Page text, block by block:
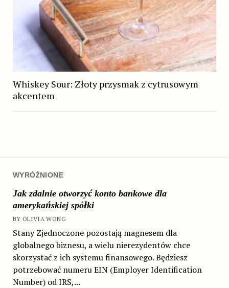
WYRÓŻNIONE
Jak zdalnie otworzyć konto bankowe dla
amerykańskiej spółki
BY OLIVIA WONG
Stany Zjednoczone pozostają magnesem dla
globalnego biznesu, a wielu nierezydentów chce
skorzystać z ich systemu finansowego. Będziesz
potrzebować numeru EIN (Employer Identification
Number) od IRS,...
Whiskey Sour: Złoty przysmak z cytrusowym
akcentem